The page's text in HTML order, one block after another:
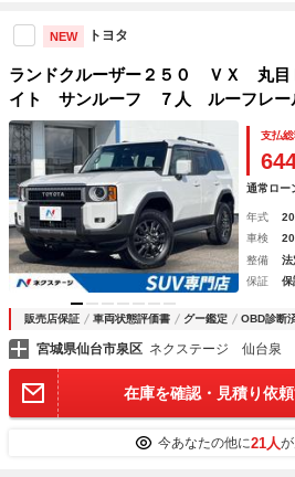
NEW トヨタ
ランドクルーザー２５０ ＶＸ 丸目
イト サンルーフ ７人 ルーフレー
スプレーオーディオ 全周囲カメラ
８インチアルミ 革シート／ベンチレ
ー
支払
通常ロー
年式
車検
整備
法
保証
販売店保証 車両状態評価書 グー鑑定 OBD診断
宮城県仙台市泉区 ネクステージ 仙台泉
在庫を確認・見積り依
今あなたの他に21人